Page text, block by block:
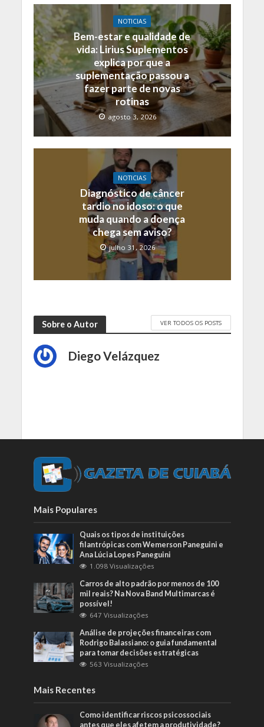
NOTICIAS
Bem-estar e qualidade de
vida: Lirius Suplementos
explica por que a
suplementação passou a
fazer parte de novas
rotinas
agosto 3, 2026
NOTICIAS
Diagnóstico de câncer
tardio no idoso: o que
muda quando a doença
chega sem aviso?
julho 31, 2026
Sobre o Autor VER TODOS OS POSTS
Diego Velázquez
Mais Populares
Quais os tipos de instituições
filantrópicas com Wemerson Paneguini e
Ana Lúcia Lopes Paneguini
1.098 Visualizações
Carros de alto padrão por menos de 100
mil reais? Na Nova Band Multimarcas é
possível!
647 Visualizações
Análise de projeções financeiras com
Rodrigo Balassiano: o guia fundamental
para tomar decisões estratégicas
563 Visualizações
Mais Recentes
Como identificar riscos psicossociais
antes que eles afetem a produtividade?